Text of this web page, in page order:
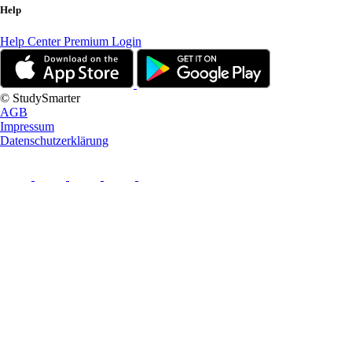
Help
Help CenterPremium Login
© StudySmarter
AGB
Impressum
Datenschutzerklärung